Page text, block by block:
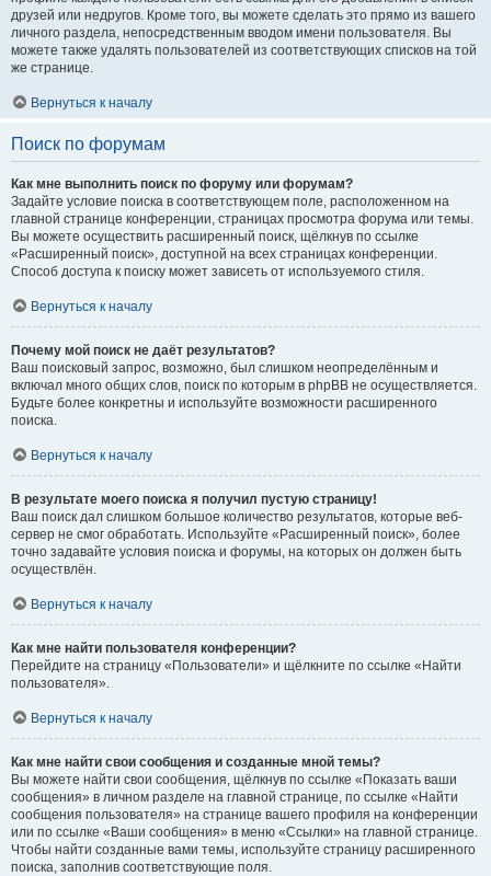
друзей или недругов. Кроме того, вы можете сделать это прямо из вашего
личного раздела, непосредственным вводом имени пользователя. Вы
можете также удалять пользователей из соответствующих списков на той
же странице.
Вернуться к началу
Поиск по форумам
Как мне выполнить поиск по форуму или форумам?
Задайте условие поиска в соответствующем поле, расположенном на
главной странице конференции, страницах просмотра форума или темы.
Вы можете осуществить расширенный поиск, щёлкнув по ссылке
«Расширенный поиск», доступной на всех страницах конференции.
Способ доступа к поиску может зависеть от используемого стиля.
Вернуться к началу
Почему мой поиск не даёт результатов?
Ваш поисковый запрос, возможно, был слишком неопределённым и
включал много общих слов, поиск по которым в phpBB не осуществляется.
Будьте более конкретны и используйте возможности расширенного
поиска.
Вернуться к началу
В результате моего поиска я получил пустую страницу!
Ваш поиск дал слишком большое количество результатов, которые веб-
сервер не смог обработать. Используйте «Расширенный поиск», более
точно задавайте условия поиска и форумы, на которых он должен быть
осуществлён.
Вернуться к началу
Как мне найти пользователя конференции?
Перейдите на страницу «Пользователи» и щёлкните по ссылке «Найти
пользователя».
Вернуться к началу
Как мне найти свои сообщения и созданные мной темы?
Вы можете найти свои сообщения, щёлкнув по ссылке «Показать ваши
сообщения» в личном разделе на главной странице, по ссылке «Найти
сообщения пользователя» на странице вашего профиля на конференции
или по ссылке «Ваши сообщения» в меню «Ссылки» на главной странице.
Чтобы найти созданные вами темы, используйте страницу расширенного
поиска, заполнив соответствующие поля.